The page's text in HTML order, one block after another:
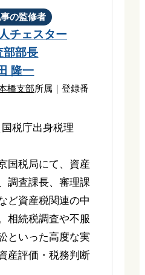
の監修者
チェスター
部部長
隆一
橋支部所属｜登録番
税庁出身税理
国税局にて、資産
調査課長、審理課
ど資産税関連の中
相続税調査や不服
といった高度な実
産評価・税務判断